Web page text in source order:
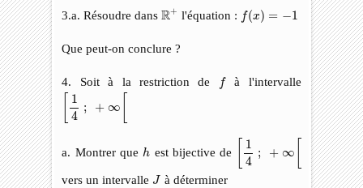
3.a. Résoudre dansR+
R+ l'équation : f(x) = −1
f(x =
Que peut-on conclure ?
4. Soit à la restriction de fà l'intervalle
1
4
; + ∞
[14
a. Montrer que h
h est bijective de
1
4
; + ∞
[14
vers un intervalle J
J à déterminer